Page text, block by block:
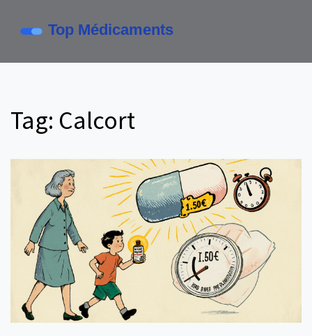
Tag: Calcort